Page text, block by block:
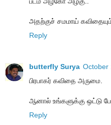
அதற்குச் சமமாய்
Reply
butterfly Surya October
பிரபாகர் கவிதை அருமை.
ஆனால் உங்களுக்கு ஒட்டு
Reply